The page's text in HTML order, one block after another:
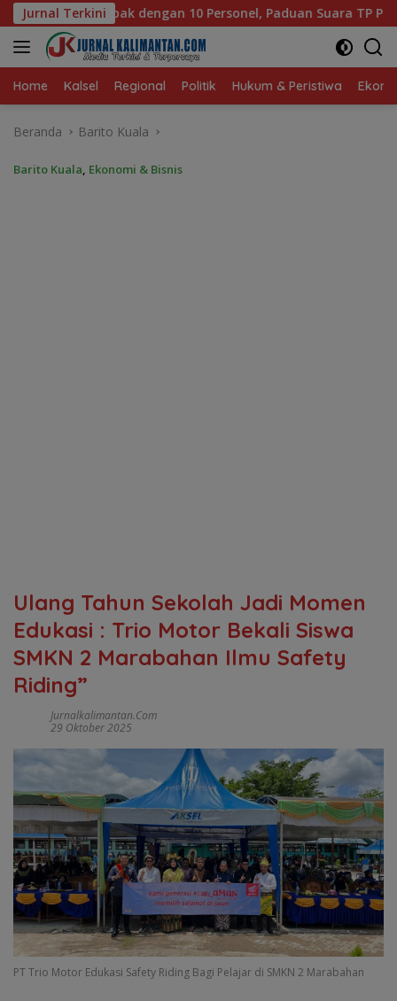
Langsung
ke
konten
Jurnal Terkini
Paduan Suara TP PKK Tanah Bumbu Sabet Juara II
Home Kalsel Regional Politik Hukum & Peristiwa
Beranda Barito Kuala
Barito Kuala, Ekonomi & Bisnis
Ulang Tahun Sekolah Jadi Momen
Edukasi : Trio Motor Bekali Siswa
SMKN 2 Marabahan Ilmu Safety
Riding”
Jurnalkalimantan.com
29 Oktober 2025
PT Trio Motor Edukasi Safety Riding Bagi Pelajar di SMKN 2 Marabahan